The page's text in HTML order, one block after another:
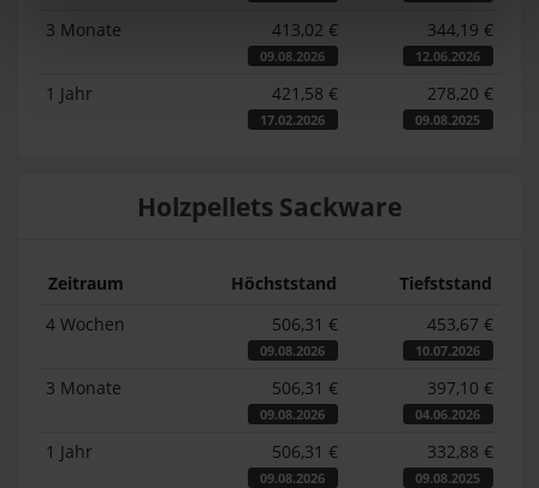
3 Monate 413,02 €
09.08.2026
344,19 €
12.06.2026
1 Jahr 421,58 €
17.02.2026
278,20 €
09.08.2025
Holzpellets Sackware
Zeitraum Höchststand
Tiefststand
4 Wochen
506,31 €
09.08.2026
453,67 €
10.07.2026
3 Monate 506,31 €
09.08.2026
397,10 €
04.06.2026
1 Jahr 506,31 €
09.08.2026
332,88 €
09.08.2025